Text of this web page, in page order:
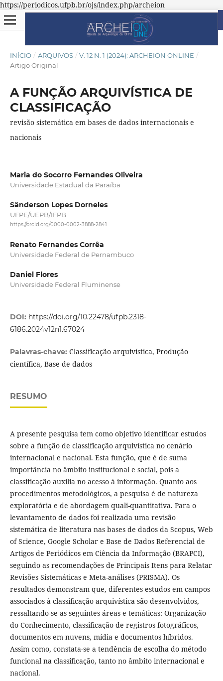
https://periodicos.ufpb.br/ojs/index.php/archeion
INÍCIO / ARQUIVOS / V. 12 N. 1 (2024): ARCHEION ONLINE /
Artigo Original
A FUNÇÃO ARQUIVÍSTICA DE
CLASSIFICAÇÃO
revisão sistemática em bases de dados internacionais e
nacionais
Maria do Socorro Fernandes Oliveira
Universidade Estadual da Paraíba
Sânderson Lopes Dorneles
UFPE/UEPB/IFPB
https://orcid.org/0000-0002-3888-2841
Renato Fernandes Corrêa
Universidade Federal de Pernambuco
Daniel Flores
Universidade Federal Fluminense
DOI: https://doi.org/10.22478/ufpb.2318-
6186.2024v12n1.67024
Palavras-chave: Classificação arquivística, Produção
científica, Base de dados
RESUMO
A presente pesquisa tem como objetivo identificar estudos
sobre a função de classificação arquivística no cenário
internacional e nacional. Esta função, que é de suma
importância no âmbito institucional e social, pois a
classificação auxilia no acesso à informação. Quanto aos
procedimentos metodológicos, a pesquisa é de natureza
exploratória e de abordagem quali-quantitativa. Para o
levantamento de dados foi realizada uma revisão
sistemática de literatura nas bases de dados da Scopus, Web
of Science, Google Scholar e Base de Dados Referencial de
Artigos de Periódicos em Ciência da Informação (BRAPCI),
seguindo as recomendações de Principais Itens para Relatar
Revisões Sistemáticas e Meta-análises (PRISMA). Os
resultados demonstram que, diferentes estudos em campos
associados à classificação arquivística são desenvolvidos,
ressaltando-se as seguintes áreas e temáticas: Organização
do Conhecimento, classificação de registros fotográficos,
documentos em nuvens, mídia e documentos híbridos.
Assim como, constata-se a tendência de escolha do método
funcional na classificação, tanto no âmbito internacional e
nacional.